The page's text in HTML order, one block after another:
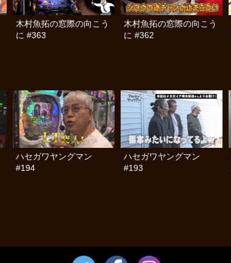
木村魚拓の窓際の向こう
に #363
木村魚拓の窓際の向こう
に #362
ハセガワヤングマン
#194
ハセガワヤングマン
#193